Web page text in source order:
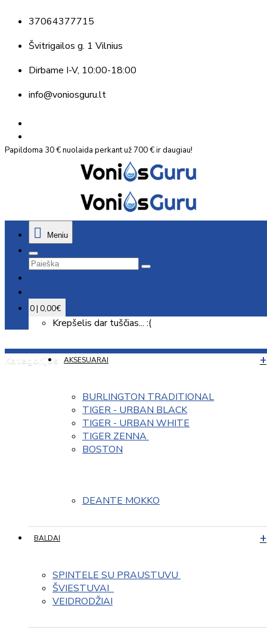
37064377715
Švitrigailos g. 1 Vilnius
Dirbame I-V, 10:00-18:00
info@voniosguru.lt
Papildoma 30 € nuolaida perkant už 700 € ir daugiau!
Meniu
0 | 0,00€
Krepšelis dar tuščias... :(
Kategorijos AKSESUARAI
BURLINGTON TRADITIONAL
TIGER - URBAN BLACK
TIGER - URBAN WHITE
TIGER ZENNA
BOSTON
DEANTE MOKKO
BALDAI
SPINTELE SU PRAUSTUVU
ŠVIESTUVAI
VEIDRODŽIAI